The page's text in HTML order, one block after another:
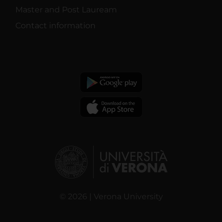
Master and Post Lauream
Contact information
© 2026 | Verona University